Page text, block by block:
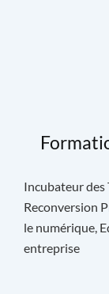
Incubateur des
Reconversion
le numérique,
entreprise